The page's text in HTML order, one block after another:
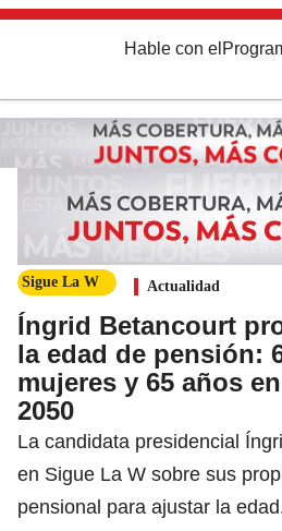
Hable con el
Sigue La W Actualidad
Íngrid Betancourt
la edad de pensión:
mujeres y 65 años
2050
La candidata presidencial
en Sigue La W sobre sus
pensional para ajustar la